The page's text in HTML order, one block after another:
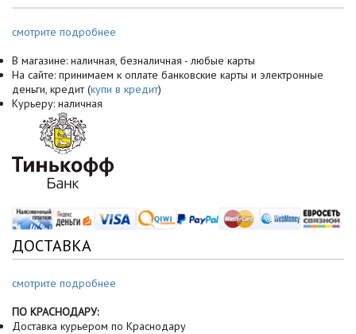
смотрите подробнее
В магазине: наличная, безналичная - любые карты
На сайте: принимаем к оплате банковские карты и электронные
деньги, кредит (купи в кредит)
Курьеру: наличная
ДОСТАВКА
смотрите подробнее
ПО КРАСНОДАРУ:
Доставка курьером по Краснодару